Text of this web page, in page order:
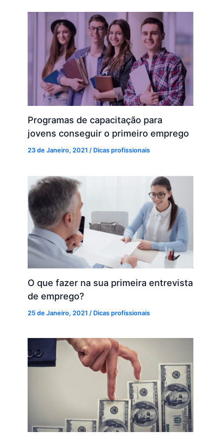
Programas de capacitação para
jovens conseguir o primeiro emprego
23 de Janeiro, 2021 / Dicas profissionais
O que fazer na sua primeira entrevista
de emprego?
25 de Janeiro, 2021/ Dicas profissionais